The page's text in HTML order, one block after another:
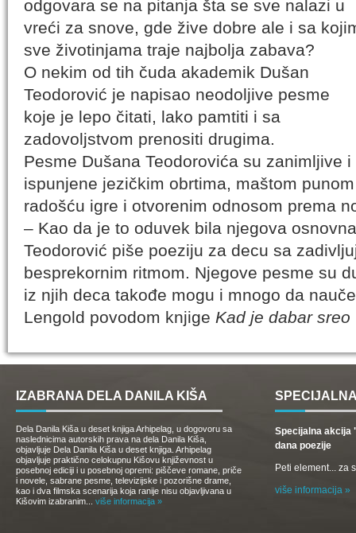
odgovara se na pitanja šta se sve nalazi u
vreći za snove, gde žive dobre ale i sa
sve životinjama traje najbolja zabava?
O nekim od tih čuda akademik Dušan
Teodorović je napisao neodoljive pesme
koje je lepo čitati, lako pamtiti i sa
zadovoljstvom prenositi drugima.
Pesme Dušana Teodorovića su zanimljive
ispunjene jezičkim obrtima, maštom
radošću igre i otvorenim odnosom prema
– Kao da je to oduvek bila njegova
Teodorović piše poeziju za decu sa
besprekornim ritmom. Njegove pesme su
iz njih deca takođe mogu i mnogo da
Lengold povodom knjige Kad je dabar sreo
IZABRANA DELA DANILA KIŠA
Dela Danila Kiša u deset knjiga Arhipelag, u dogovoru sa
naslednicima autorskih prava na dela Danila Kiša,
objavljuje Dela Danila Kiša u deset knjiga. Arhipelag
objavljuje praktično celokupnu Kišovu književnost u
posebnoj ediciji i u posebnoj opremi: piščeve romane, priče
i novele, sabrane pesme, televizijske i pozorišne drame,
kao i dva filmska scenarija koja ranije nisu objavljivana u
Kišovim izabranim... više informacija »
Specijalna akcija
dana poezije
Peti element... za
više informacija »